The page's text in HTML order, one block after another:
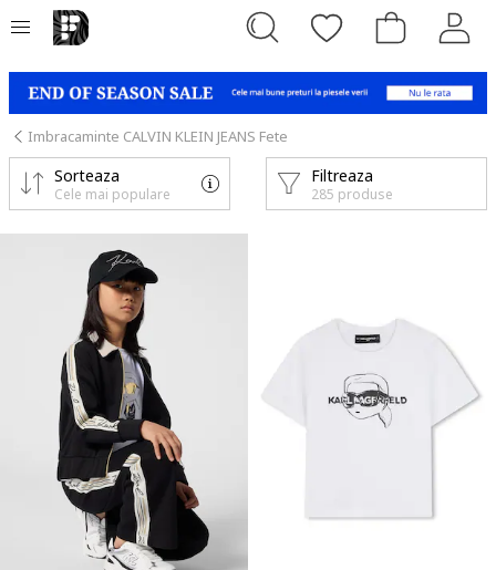
Imbracaminte CALVIN KLEIN JEANS Fete
Filtreaza
285 produse
Sorteaza
Cele mai populare